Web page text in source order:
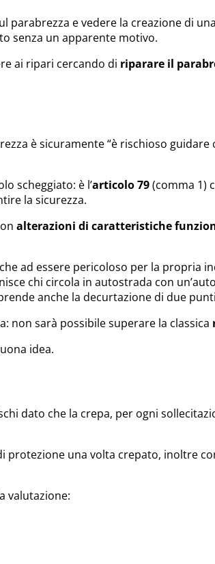
e vedere la creazione di
senza un apparente motivo.
ai ripari cercando di riparare il
è sicuramente “è rischioso guidare
scheggiato: è l’articolo 79(comma 1)
la sicurezza.
alterazioni di caratteristiche
ad essere pericoloso per la propria
chi circola in autostrada con
anche la decurtazione di due
non sarà possibile superare la classica
idea.
dato che la crepa, per ogni
protezione una volta crepato, inoltre
valutazione: